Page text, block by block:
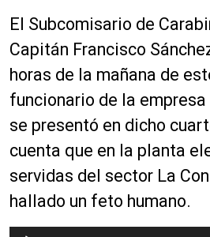
El Subcomisario de
Capitán Francisco
horas de la mañana de
funcionario de la
se presentó en dicho
cuenta que en la planta
servidas del sector La
hallado un feto humano.